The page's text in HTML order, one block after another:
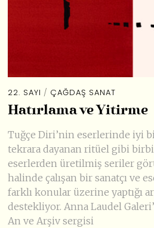
22. SAYI / ÇAĞDAŞ SANAT
Hatırlama ve Yitirme
Tuğçe Diri’nin eserlerinde iyi
tekrara dayanan ritüel gibi
eserlerden üretilmiş seriler
halinde çalışan bir sanatçı ve
farklı konular üzerine yaptığı
destekliyor. Anna Laudel
An ve Arşiv sergisi